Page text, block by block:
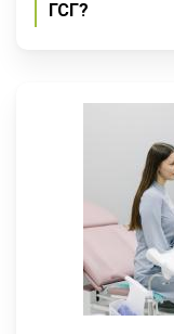
ГСГ?